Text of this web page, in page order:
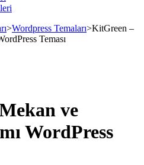
>Wordpress Temaları>KitGreen –
Teması
ve
WordPress